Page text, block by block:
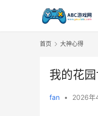
首页 大神心得
我的花
fan • 2026年